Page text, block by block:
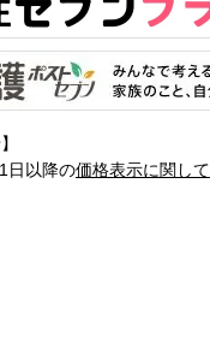
日以降の価格表示に関して